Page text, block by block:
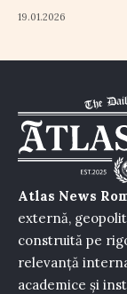
19.01.2026
Atlas News
externă,
construită pe
relevanță
academice și